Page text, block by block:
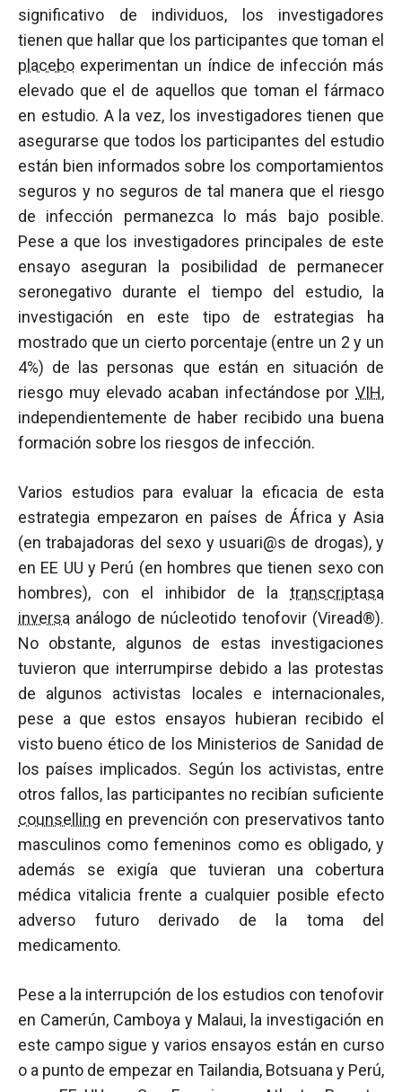
significativo de individuos, los investigadores
tienen que hallar que los participantes que toman el
placebo experimentan un índice de infección más
elevado que el de aquellos que toman el fármaco
en estudio. A la vez, los investigadores tienen que
asegurarse que todos los participantes del estudio
están bien informados sobre los comportamientos
seguros y no seguros de tal manera que el riesgo
de infección permanezca lo más bajo posible.
Pese a que los investigadores principales de este
ensayo aseguran la posibilidad de permanecer
seronegativo durante el tiempo del estudio, la
investigación en este tipo de estrategias ha
mostrado que un cierto porcentaje (entre un 2 y un
4%) de las personas que están en situación de
riesgo muy elevado acaban infectándose por VIH,
independientemente de haber recibido una buena
formación sobre los riesgos de infección.
Varios estudios para evaluar la eficacia de esta
estrategia empezaron en países de África y Asia
(en trabajadoras del sexo y usuari@s de drogas), y
en EE UU y Perú (en hombres que tienen sexo con
hombres), con el inhibidor de la transcriptasa
inversa análogo de núcleotido tenofovir (Viread®).
No obstante, algunos de estas investigaciones
tuvieron que interrumpirse debido a las protestas
de algunos activistas locales e internacionales,
pese a que estos ensayos hubieran recibido el
visto bueno ético de los Ministerios de Sanidad de
los países implicados. Según los activistas, entre
otros fallos, las participantes no recibían suficiente
counselling en prevención con preservativos tanto
masculinos como femeninos como es obligado, y
además se exigía que tuvieran una cobertura
médica vitalicia frente a cualquier posible efecto
adverso futuro derivado de la toma del
medicamento.
Pese a la interrupción de los estudios con tenofovir
en Camerún, Camboya y Malaui, la investigación en
este campo sigue y varios ensayos están en curso
o a punto de empezar en Tailandia, Botsuana y Perú,